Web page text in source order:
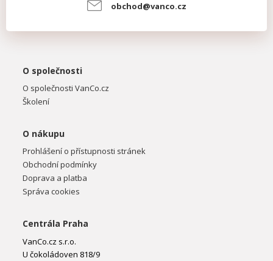
obchod@vanco.cz
O společnosti
O společnosti VanCo.cz
Školení
O nákupu
Prohlášení o přístupnosti stránek
Obchodní podmínky
Doprava a platba
Správa cookies
Centrála Praha
VanCo.cz s.r.o.
U čokoládoven 818/9